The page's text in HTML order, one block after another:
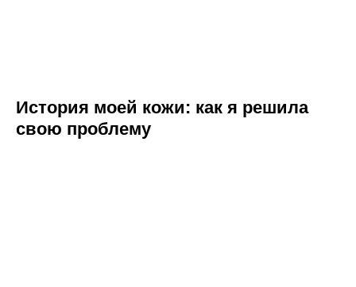
История моей кожи: как я решила
свою проблему